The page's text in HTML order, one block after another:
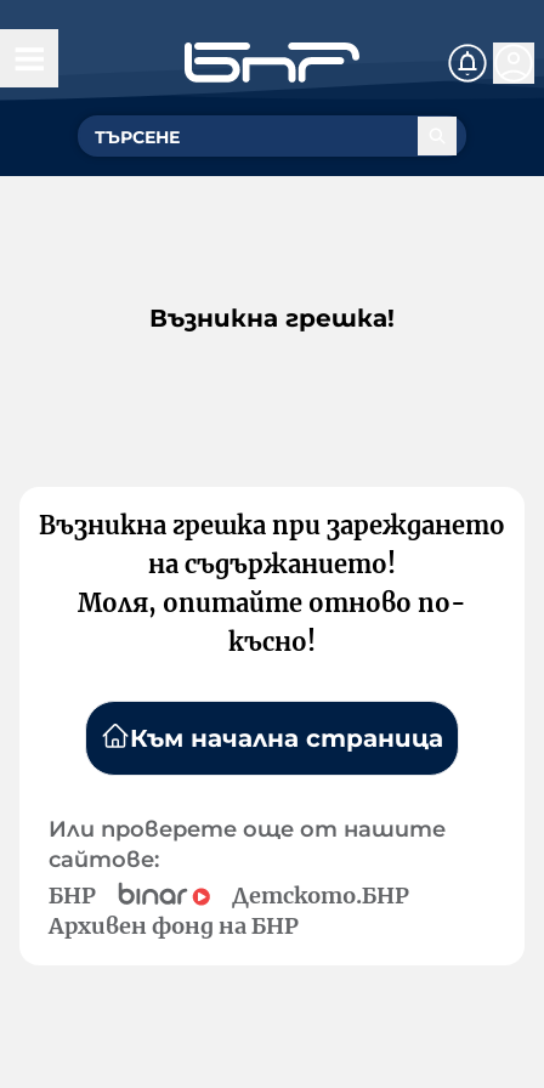
Възникна грешка!
Възникна грешка при зареждането
на съдържанието!
Моля, опитайте отново по-
късно!
Към начална страница
Или проверете още от нашите
сайтове:
БНР
Детското.БНР
Архивен фонд на БНР